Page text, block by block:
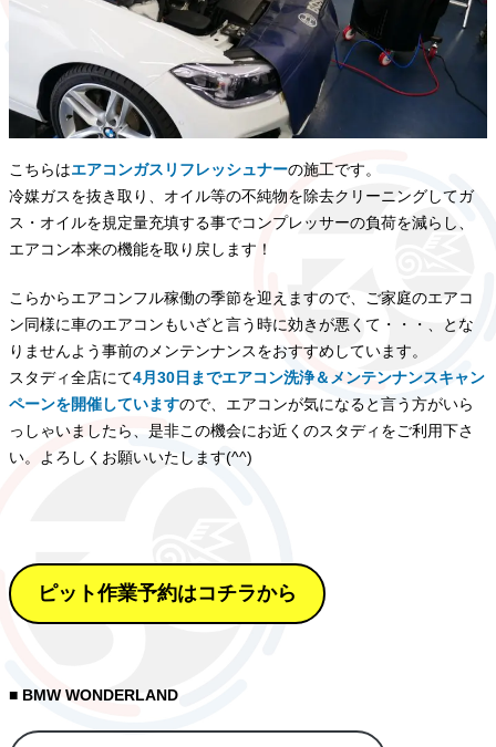
こちらはエアコンガスリフレッシュナーの施工です。
冷媒ガスを抜き取り、オイル等の不純物を除去クリーニングしてガ
ス・オイルを規定量充填する事でコンプレッサーの負荷を減らし、
エアコン本来の機能を取り戻します！
こらからエアコンフル稼働の季節を迎えますので、ご家庭のエアコ
ン同様に車のエアコンもいざと言う時に効きが悪くて・・・、とな
りませんよう事前のメンテンナンスをおすすめしています。
スタディ全店にて4月30日までエアコン洗浄＆メンテンナンスキャン
ペーンを開催していますので、エアコンが気になると言う方がいら
っしゃいましたら、是非この機会にお近くのスタディをご利用下さ
い。よろしくお願いいたします(^^)
ピット作業予約はコチラから
■ BMW WONDERLAND